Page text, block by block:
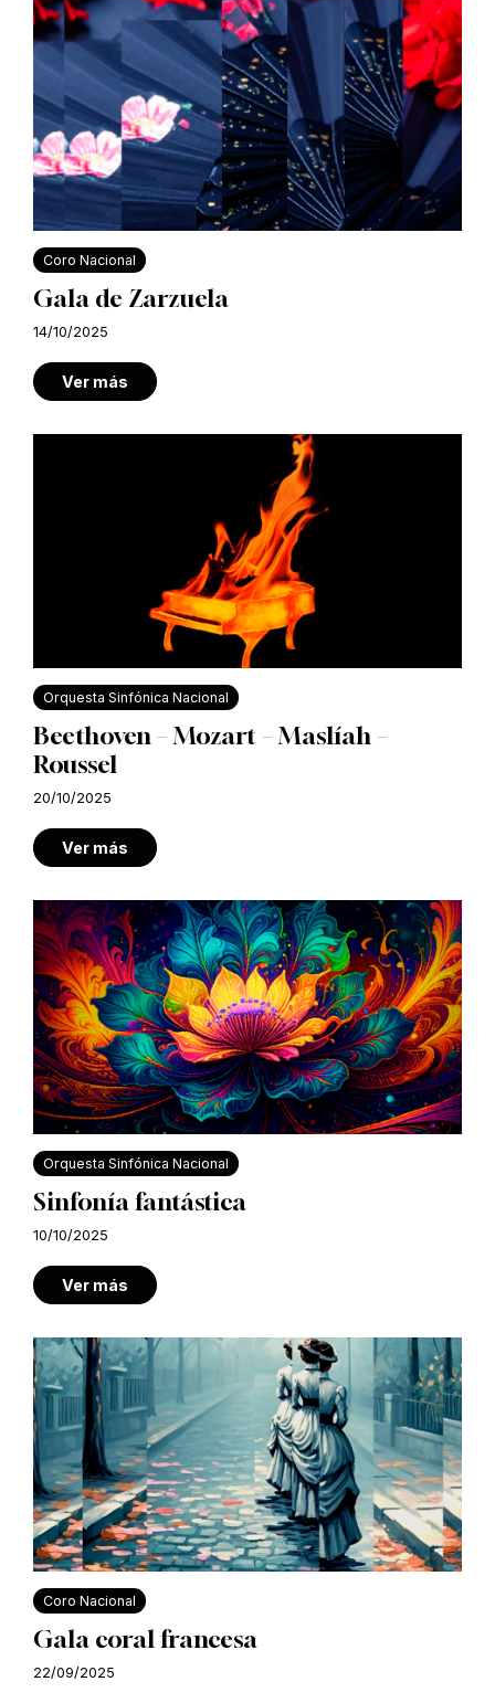
Coro Nacional
Gala de Zarzuela
14/10/2025
Ver más
Orquesta Sinfónica Nacional
Beethoven – Mozart – Maslíah –
Roussel
20/10/2025
Ver más
Orquesta Sinfónica Nacional
Sinfonía fantástica
10/10/2025
Ver más
Coro Nacional
Gala coral francesa
22/09/2025